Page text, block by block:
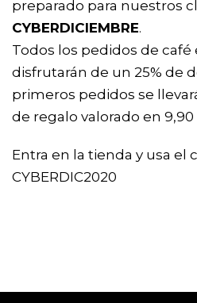
preparado para nuestros
CYBERDICIEMBRE.
Todos los pedidos de café
disfrutarán de un 25% de
primeros pedidos se
de regalo valorado en 9,90
Entra en la tienda y usa el
CYBERDIC2020